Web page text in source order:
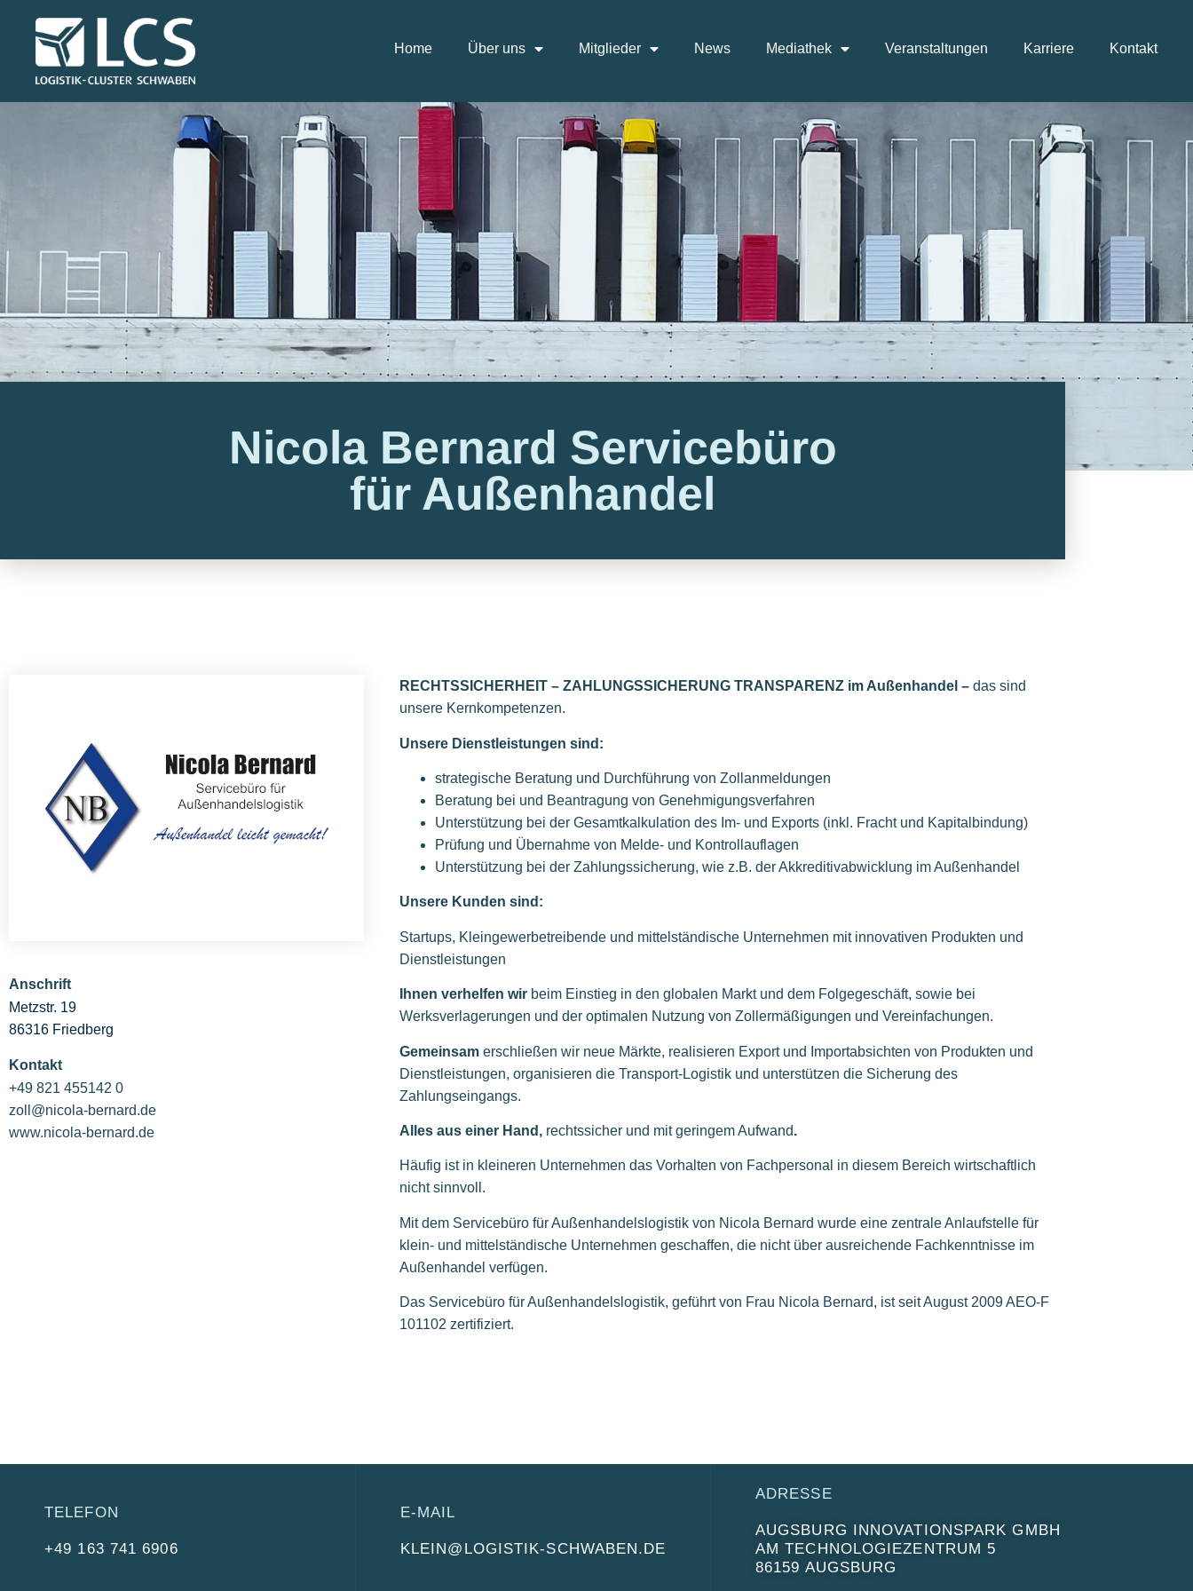
Home Über uns Mitglieder News Mediathek Veranstaltungen Karriere Kontakt
Nicola Bernard Servicebüro
für Außenhandel
Anschrift
Metzstr. 19
86316 Friedberg
Kontakt
+49 821 455142 0
zoll@nicola-bernard.de
www.nicola-bernard.de
RECHTSSICHERHEIT – ZAHLUNGSSICHERUNG TRANSPARENZ im Außenhandel – das sind
unsere Kernkompetenzen.
Unsere Dienstleistungen sind:
strategische Beratung und Durchführung von Zollanmeldungen
Beratung bei und Beantragung von Genehmigungsverfahren
Unterstützung bei der Gesamtkalkulation des Im- und Exports (inkl. Fracht und Kapitalbindung)
Prüfung und Übernahme von Melde- und Kontrollauflagen
Unterstützung bei der Zahlungssicherung, wie z.B. der Akkreditivabwicklung im Außenhandel
Unsere Kunden sind:
Startups, Kleingewerbetreibende und mittelständische Unternehmen mit innovativen Produkten und
Dienstleistungen
Ihnen verhelfen wir beim Einstieg in den globalen Markt und dem Folgegeschäft, sowie bei
Werksverlagerungen und der optimalen Nutzung von Zollermäßigungen und Vereinfachungen.
Gemeinsam erschließen wir neue Märkte, realisieren Export und Importabsichten von Produkten und
Dienstleistungen, organisieren die Transport-Logistik und unterstützen die Sicherung des
Zahlungseingangs.
Alles aus einer Hand, rechtssicher und mit geringem Aufwand.
Häufig ist in kleineren Unternehmen das Vorhalten von Fachpersonal in diesem Bereich wirtschaftlich
nicht sinnvoll.
Mit dem Servicebüro für Außenhandelslogistik von Nicola Bernard wurde eine zentrale Anlaufstelle für
klein- und mittelständische Unternehmen geschaffen, die nicht über ausreichende Fachkenntnisse im
Außenhandel verfügen.
Das Servicebüro für Außenhandelslogistik, geführt von Frau Nicola Bernard, ist seit August 2009 AEO-F
101102 zertifiziert.
TELEFON
+49 163 741 6906
E-MAIL
KLEIN@LOGISTIK-SCHWABEN.DE
ADRESSE
AUGSBURG INNOVATIONSPARK GMBH
AM TECHNOLOGIEZENTRUM 5
86159 AUGSBURG